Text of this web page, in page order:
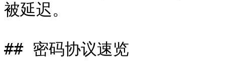
被延迟。
## 密码协议速览